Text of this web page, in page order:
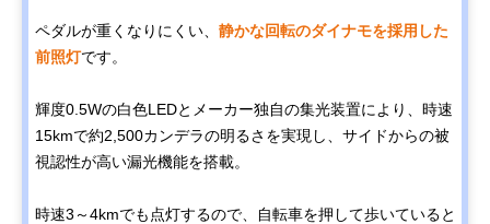
ペダルが重くなりにくい、 静かな回転のダイナモを採用した
前照灯です。
輝度0.5Wの白色LEDとメーカー独自の集光装置により、時速
15kmで約2,500カンデラの明るさを実現し、サイドからの被
視認性が高い漏光機能を搭載。
時速3～4kmでも点灯するので、自転車を押して歩いていると